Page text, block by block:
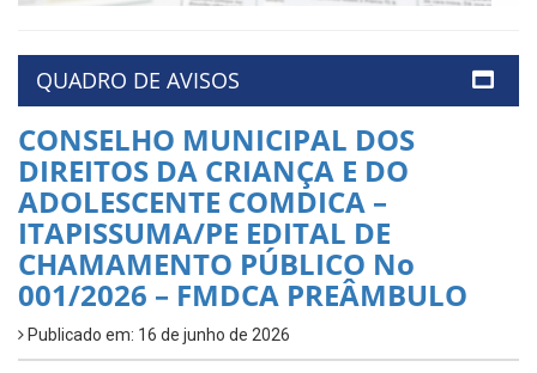
QUADRO DE AVISOS
CONSELHO MUNICIPAL DOS
DIREITOS DA CRIANÇA E DO
ADOLESCENTE COMDICA –
ITAPISSUMA/PE EDITAL DE
CHAMAMENTO PÚBLICO No
001/2026 – FMDCA PREÂMBULO
Publicado em: 16 de junho de 2026